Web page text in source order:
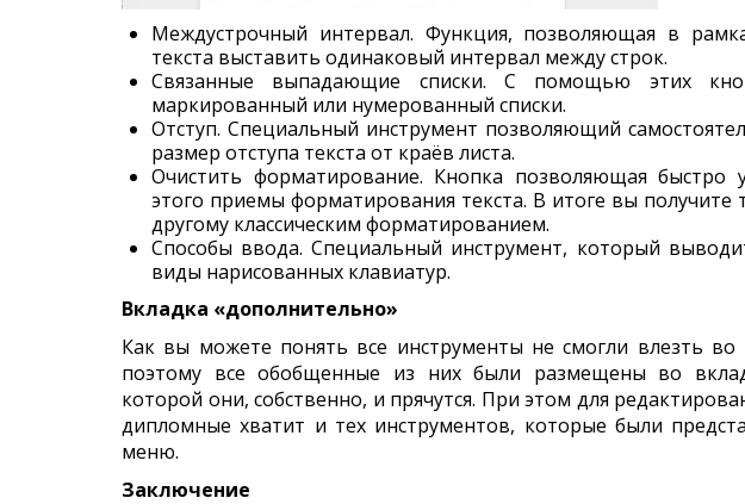
Междустрочный интервал. Функция, позволяющая в
текста выставить одинаковый интервал между строк.
Связанные выпадающие списки. С помощью этих
маркированный или нумерованный списки.
Отступ. Специальный инструмент позволяющий
размер отступа текста от краёв листа.
Очистить форматирование. Кнопка позволяющая быстро
этого приемы форматирования текста. В итоге вы получите
другому классическим форматированием.
Способы ввода. Специальный инструмент, который
виды нарисованных клавиатур.
Вкладка «дополнительно»
Как вы можете понять все инструменты не смогли влезть
поэтому все обобщенные из них были размещены во
которой они, собственно, и прячутся. При этом для
дипломные хватит и тех инструментов, которые были
меню.
Заключение